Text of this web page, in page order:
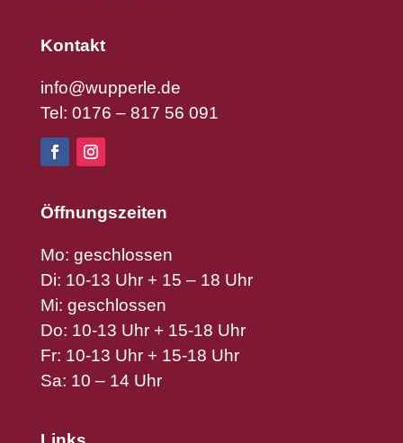
Kontakt
info@wupperle.de
Tel: 0176 – 817 56 091
Öffnungszeiten
Mo: geschlossen
Di: 10-13 Uhr + 15 – 18 Uhr
Mi: geschlossen
Do: 10-13 Uhr + 15-18 Uhr
Fr: 10-13 Uhr + 15-18 Uhr
Sa: 10 – 14 Uhr